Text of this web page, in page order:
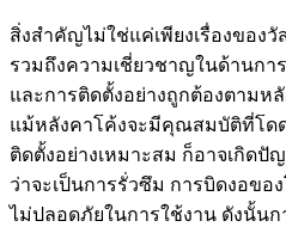
สิ่งสำคัญไม่ใช่แค่เพียงเรื่องของ
รวมถึงความเชี่ยวชาญในด้านกา
และการติดตั้งอย่างถูกต้องตามห
แม้หลังคาโค้งจะมีคุณสมบัติที่โดด
ติดตั้งอย่างเหมาะสม ก็อาจเกิดปั
ว่าจะเป็นการรั่วซึม การบิดงอขอ
ไม่ปลอดภัยในการใช้งาน ดังนั้น